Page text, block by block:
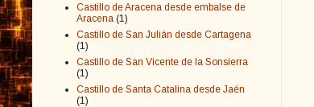
Castillo de Aracena desde embalse de
Aracena (1)
Castillo de San Julián desde Cartagena
(1)
Castillo de San Vicente de la Sonsierra
(1)
Castillo de Santa Catalina desde Jaén
(1)